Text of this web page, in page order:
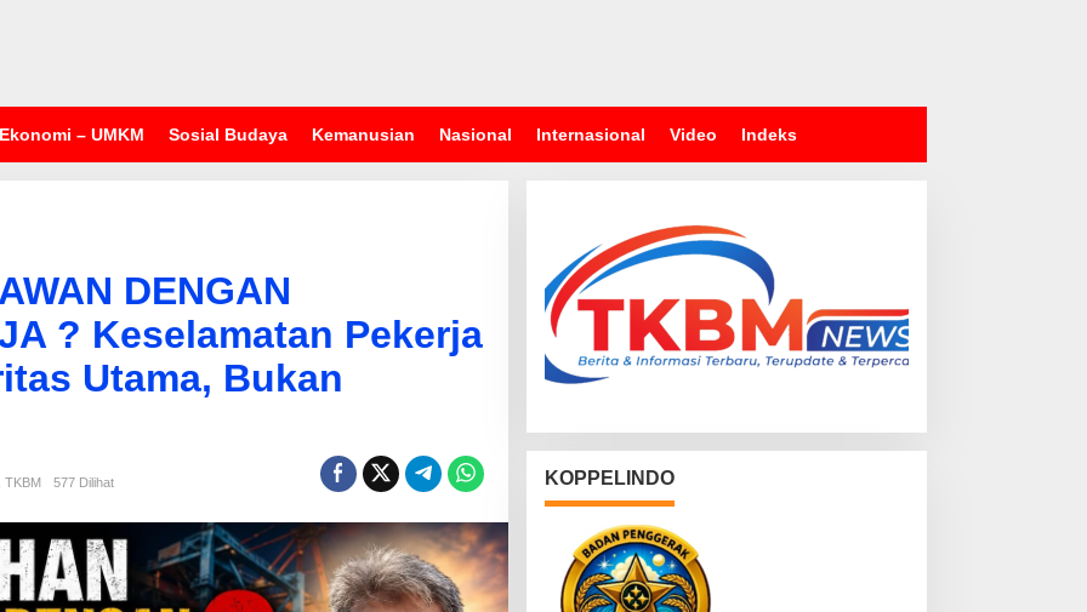
Ekonomi – UMKM Sosial Budaya Kemanusian Nasional Internasional Video Indeks
DENGAN
? Keselamatan Pekerja
Utama, Bukan
TKBM 577 Dilihat KOPPELINDO